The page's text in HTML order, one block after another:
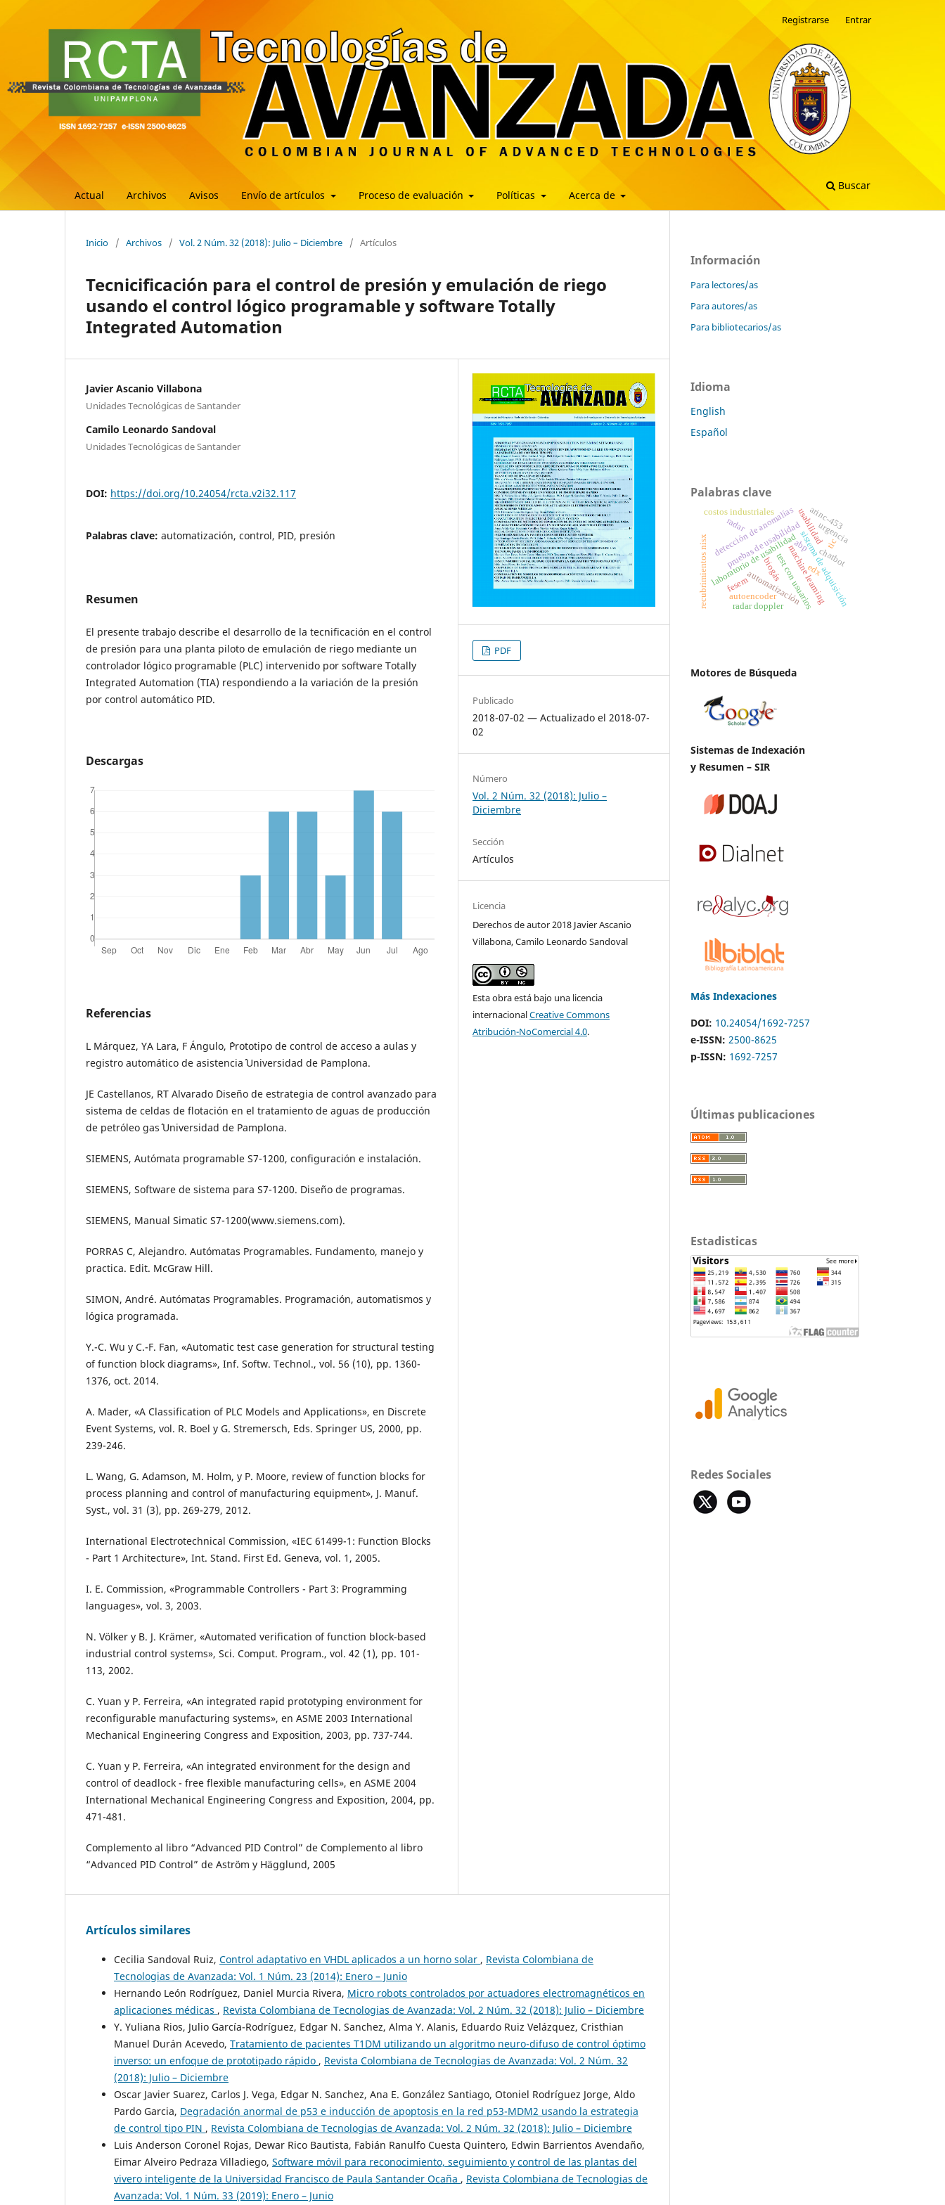
Actual Archivos Avisos Envío de artículos Proceso de evaluación Políticas Acerca de
Buscar
Registrarse Entrar
Inicio / Archivos / Vol. 2 Núm. 32 (2018): Julio – Diciembre / Artículos
Tecnicificación para el control de presión y emulación de riego
usando el control lógico programable y software Totally
Integrated Automation
Javier Ascanio Villabona
Unidades Tecnológicas de Santander
Camilo Leonardo Sandoval
Unidades Tecnológicas de Santander
DOI: https://doi.org/10.24054/rcta.v2i32.117
Palabras clave: automatización, control, PID, presión
Resumen
El presente trabajo describe el desarrollo de la tecnificación en el control
de presión para una planta piloto de emulación de riego mediante un
controlador lógico programable (PLC) intervenido por software Totally
Integrated Automation (TIA) respondiendo a la variación de la presión
por control automático PID.
Descargas
Referencias
L Márquez, YA Lara, F Ángulo, ´´Prototipo de control de acceso a aulas y
registro automático de asistencia´´ Universidad de Pamplona.
JE Castellanos, RT Alvarado ´´Diseño de estrategia de control avanzado para
sistema de celdas de flotación en el tratamiento de aguas de producción
de petróleo gas´´ Universidad de Pamplona.
SIEMENS, Autómata programable S7-1200, configuración e instalación.
SIEMENS, Software de sistema para S7-1200. Diseño de programas.
SIEMENS, Manual Simatic S7-1200(www.siemens.com).
PORRAS C, Alejandro. Autómatas Programables. Fundamento, manejo y
practica. Edit. McGraw Hill.
SIMON, André. Autómatas Programables. Programación, automatismos y
lógica programada.
Y.-C. Wu y C.-F. Fan, «Automatic test case generation for structural testing
of function block diagrams», Inf. Softw. Technol., vol. 56 (10), pp. 1360-
1376, oct. 2014.
A. Mader, «A Classification of PLC Models and Applications», en Discrete
Event Systems, vol. R. Boel y G. Stremersch, Eds. Springer US, 2000, pp.
239-246.
L. Wang, G. Adamson, M. Holm, y P. Moore, review of function blocks for
process planning and control of manufacturing equipment», J. Manuf.
Syst., vol. 31 (3), pp. 269-279, 2012.
International Electrotechnical Commission, «IEC 61499-1: Function Blocks
- Part 1 Architecture», Int. Stand. First Ed. Geneva, vol. 1, 2005.
I. E. Commission, «Programmable Controllers - Part 3: Programming
languages», vol. 3, 2003.
N. Völker y B. J. Krämer, «Automated verification of function block-based
industrial control systems», Sci. Comput. Program., vol. 42 (1), pp. 101-
113, 2002.
C. Yuan y P. Ferreira, «An integrated rapid prototyping environment for
reconfigurable manufacturing systems», en ASME 2003 International
Mechanical Engineering Congress and Exposition, 2003, pp. 737-744.
C. Yuan y P. Ferreira, «An integrated environment for the design and
control of deadlock - free flexible manufacturing cells», en ASME 2004
International Mechanical Engineering Congress and Exposition, 2004, pp.
471-481.
Complemento al libro “Advanced PID Control” de Complemento al libro
“Advanced PID Control” de Aström y Hägglund, 2005
PDF
Publicado
2018-07-02 — Actualizado el 2018-07-
02
Número
Vol. 2 Núm. 32 (2018): Julio –
Diciembre
Sección
Artículos
Licencia
Derechos de autor 2018 Javier Ascanio
Villabona, Camilo Leonardo Sandoval
Esta obra está bajo una licencia
internacionalCreative Commons
Atribución-NoComercial 4.0.
Artículos similares
Cecilia Sandoval Ruiz, Control adaptativo en VHDL aplicados a un horno solar , Revista Colombiana de
Tecnologias de Avanzada: Vol. 1 Núm. 23 (2014): Enero – Junio
Hernando León Rodríguez, Daniel Murcia Rivera, Micro robots controlados por actuadores electromagnéticos en
aplicaciones médicas , Revista Colombiana de Tecnologias de Avanzada: Vol. 2 Núm. 32 (2018): Julio – Diciembre
Y. Yuliana Rios, Julio García-Rodríguez, Edgar N. Sanchez, Alma Y. Alanis, Eduardo Ruiz Velázquez, Cristhian
Manuel Durán Acevedo, Tratamiento de pacientes T1DM utilizando un algoritmo neuro-difuso de control óptimo
inverso: un enfoque de prototipado rápido , Revista Colombiana de Tecnologias de Avanzada: Vol. 2 Núm. 32
(2018): Julio – Diciembre
Oscar Javier Suarez, Carlos J. Vega, Edgar N. Sanchez, Ana E. González Santiago, Otoniel Rodríguez Jorge, Aldo
Pardo Garcia, Degradación anormal de p53 e inducción de apoptosis en la red p53-MDM2 usando la estrategia
de control tipo PIN , Revista Colombiana de Tecnologias de Avanzada: Vol. 2 Núm. 32 (2018): Julio – Diciembre
Luis Anderson Coronel Rojas, Dewar Rico Bautista, Fabián Ranulfo Cuesta Quintero, Edwin Barrientos Avendaño,
Eimar Alveiro Pedraza Villadiego, Software móvil para reconocimiento, seguimiento y control de las plantas del
vivero inteligente de la Universidad Francisco de Paula Santander Ocaña , Revista Colombiana de Tecnologias de
Avanzada: Vol. 1 Núm. 33 (2019): Enero – Junio
Información
Para lectores/as
Para autores/as
Para bibliotecarios/as
Idioma
English
Español
Palabras clave
laboratorio de usabilidad
pruebas de usabilidad
test con usuarios
usabilidad
sistema de adquisición
automatización
biogás
detección de anomalías
autoencoder machine learning
abp
costos industriales
recubrimientos nisx fesem
edx
chatbot
urgencia
tic
radar arinc-453
radar doppler
Motores de Búsqueda
Sistemas de Indexación
y Resumen – SIR
Más Indexaciones
DOI: 10.24054/1692-7257
e-ISSN: 2500-8625
p-ISSN: 1692-7257
Últimas publicaciones
Estadisticas
Redes Sociales